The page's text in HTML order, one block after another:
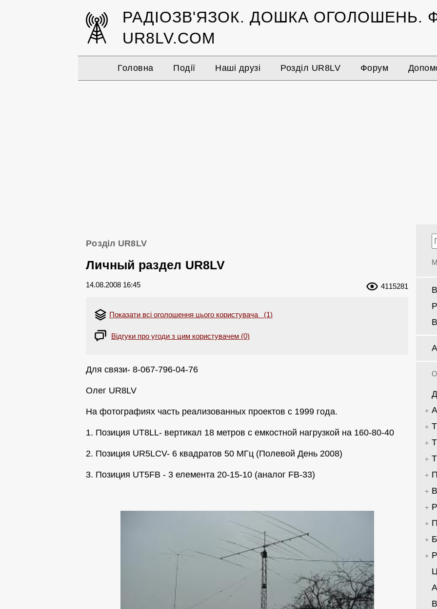
РАДІОЗВ'ЯЗОК. ДОШКА ОГОЛОШЕНЬ.
UR8LV.COM
Головна Події Наші друзі Розділ UR8LV Форум
Розділ UR8LV
Личный раздел UR8LV
14.08.2008 16:45 4115281
Показати всі оголошення цього користувача (1)
Відгуки про угоди з цим користувачем (0)
Для связи- 8-067-796-04-76
Олег UR8LV
На фотографиях часть реализованных проектов с 1999 года.
1. Позиция UT8LL- вертикал 18 метров с емкостной нагрузкой на 160-80-40
2. Позиция UR5LCV- 6 квадратов 50 МГц (Полевой День 2008)
3. Позиция UT5FB - 3 елемента 20-15-10 (аналог FB-33)